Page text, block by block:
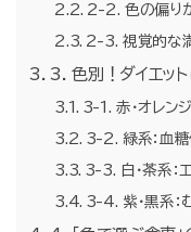
2-2. 色の偏り
2-3. 視覚的な
3. 色別！ダイエッ
3-1. 赤・オレン
3-2. 緑系：血糖
3-3. 白・茶系：
3-4. 紫・黒系：